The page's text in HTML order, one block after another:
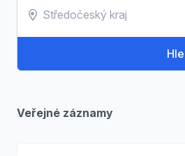
Veřejné záznamy